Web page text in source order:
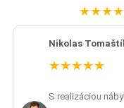
★★★★
Nikolas
★★★★★
S realizáciou